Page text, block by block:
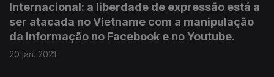
Internacional: a liberdade de expressão está a
ser atacada no Vietname com a manipulação
da informação no Facebook e no Youtube.
20 jan. 2021